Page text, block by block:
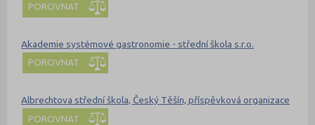
POROVNAT
Akademie systémové gastronomie - střední škola s.r.o.
POROVNAT
Albrechtova střední škola, Český Těšín, příspěvková organizace
POROVNAT